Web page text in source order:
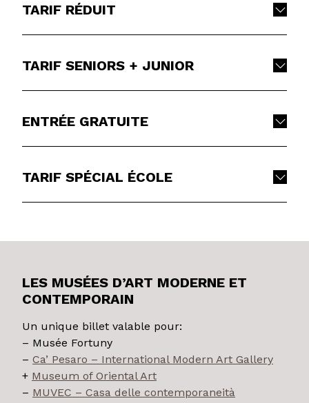
TARIF RÉDUIT
TARIF SENIORS + JUNIOR
ENTRÉE GRATUITE
TARIF SPÉCIAL ÉCOLE
LES MUSÉES D’ART MODERNE ET
CONTEMPORAIN
Un unique billet valable pour:
– Musée Fortuny
– Ca’ Pesaro – International Modern Art Gallery
+ Museum of Oriental Art
– MUVEC – Casa delle contemporaneità